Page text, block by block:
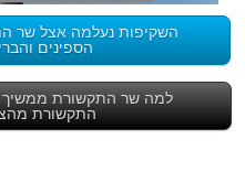
השקיפות נעלמה אצל שר
הספינים
למה שר התקשורת
התקשורת